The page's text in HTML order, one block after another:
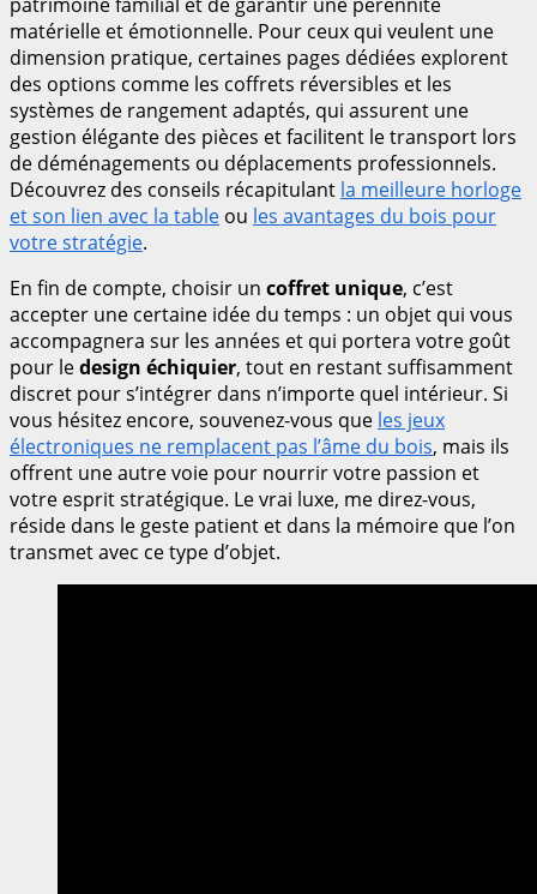
matérielle et émotionnelle. Pour ceux qui veulent une
dimension pratique, certaines pages dédiées explorent
des options comme les coffrets réversibles et les
systèmes de rangement adaptés, qui assurent une
gestion élégante des pièces et facilitent le transport lors
de déménagements ou déplacements professionnels.
Découvrez des conseils récapitulant la meilleure horloge
et son lien avec la table ou les avantages du bois pour
votre stratégie.
En fin de compte, choisir un coffret unique, c’est
accepter une certaine idée du temps : un objet qui vous
accompagnera sur les années et qui portera votre goût
pour ledesign échiquier, tout en restant suffisamment
discret pour s’intégrer dans n’importe quel intérieur. Si
vous hésitez encore, souvenez-vous que les jeux
électroniques ne remplacent pas l’âme du bois, mais ils
offrent une autre voie pour nourrir votre passion et
votre esprit stratégique. Le vrai luxe, me direz-vous,
réside dans le geste patient et dans la mémoire que l’on
transmet avec ce type d’objet.